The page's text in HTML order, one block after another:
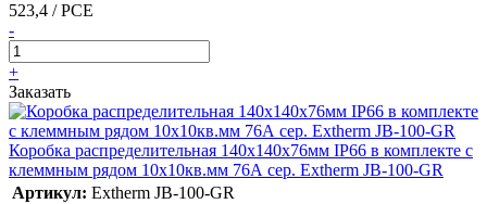
523,4 / PCE
-
+
Заказать
Коробка распределительная 140х140х76мм IP66 в комплекте с
клеммным рядом 10х10кв.мм 76А сер. Extherm JB-100-GR
Артикул: Extherm JB-100-GR